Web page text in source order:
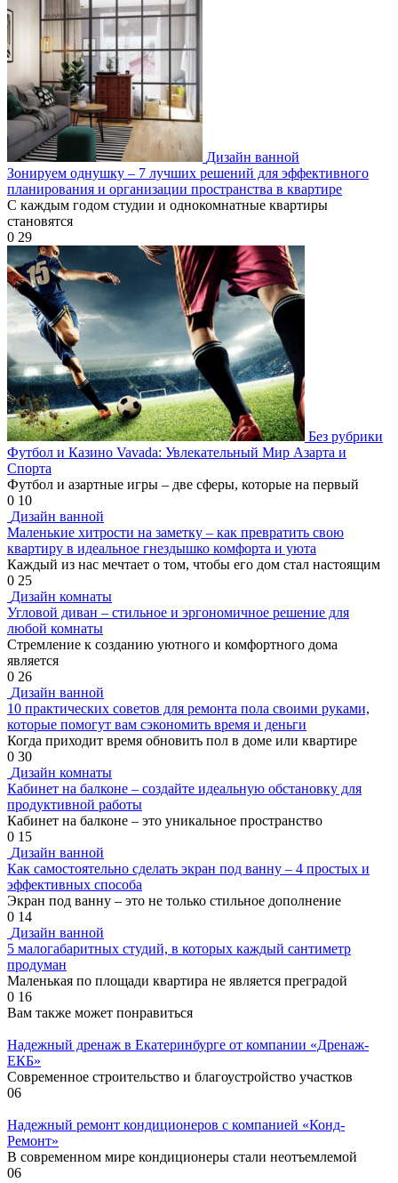
Дизайн ванной
Зонируем однушку – 7 лучших решений для эффективного
планирования и организации пространства в квартире
С каждым годом студии и однокомнатные квартиры
становятся
0 29
Без рубрики
Футбол и Казино Vavada: Увлекательный Мир Азарта и
Спорта
Футбол и азартные игры – две сферы, которые на первый
0 10
Дизайн ванной
Маленькие хитрости на заметку – как превратить свою
квартиру в идеальное гнездышко комфорта и уюта
Каждый из нас мечтает о том, чтобы его дом стал настоящим
0 25
Дизайн комнаты
Угловой диван – стильное и эргономичное решение для
любой комнаты
Стремление к созданию уютного и комфортного дома
является
0 26
Дизайн ванной
10 практических советов для ремонта пола своими руками,
которые помогут вам сэкономить время и деньги
Когда приходит время обновить пол в доме или квартире
0 30
Дизайн комнаты
Кабинет на балконе – создайте идеальную обстановку для
продуктивной работы
Кабинет на балконе – это уникальное пространство
0 15
Дизайн ванной
Как самостоятельно сделать экран под ванну – 4 простых и
эффективных способа
Экран под ванну – это не только стильное дополнение
0 14
Дизайн ванной
5 малогабаритных студий, в которых каждый сантиметр
продуман
Маленькая по площади квартира не является преградой
0 16
Вам также может понравиться
Надежный дренаж в Екатеринбурге от компании «Дренаж-
ЕКБ»
Современное строительство и благоустройство участков
06
Надежный ремонт кондиционеров с компанией «Конд-
Ремонт»
В современном мире кондиционеры стали неотъемлемой
06